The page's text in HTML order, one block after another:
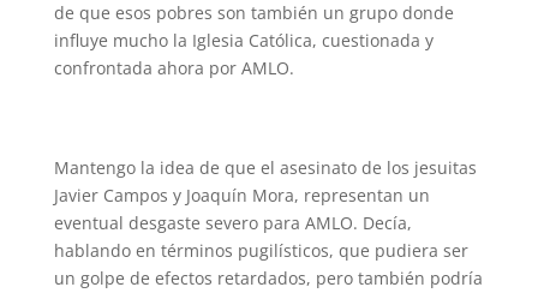
de que esos pobres son también un grupo donde
influye mucho la Iglesia Católica, cuestionada y
confrontada ahora por AMLO.
Mantengo la idea de que el asesinato de los jesuitas
Javier Campos y Joaquín Mora, representan un
eventual desgaste severo para AMLO. Decía,
hablando en términos pugilísticos, que pudiera ser
un golpe de efectos retardados, pero también podría